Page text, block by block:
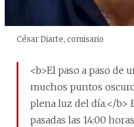
César Diarte, comisario
<b>El paso a paso
muchos puntos
plena luz del día.</b>
pasadas las 14:00